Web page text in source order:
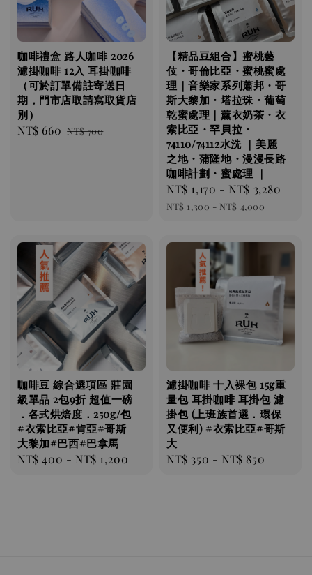
瀏覽更多
咖啡禮盒 路人咖啡 2026
濾掛咖啡 12入 耳掛咖啡
（可於訂單備註寄送日
期，門市店取請寫取貨店
別）
Sale
NT$ 660 Regular
NT$ 700
【精品豆組合】蜜桃藝
伎・哥倫比亞・蜜桃蜜處
理｜音樂家系列蕭邦・哥
斯大黎加・塔拉珠・葡萄
乾蜜處理｜薰衣奶茶・衣
索比亞・罕貝拉・
74110/74112水洗 ｜美麗
之地・蒲隆地・漫漫長路
咖啡計劃・蜜處理 ｜
Sale
price
NT$ 1,170 - NT$ 3,280
NT$ 1,300-NT$ 4,000
咖啡豆 綜合選項區 莊園
級單品 2包9折 超值一磅
．各式烘焙度．250g/包
#衣索比亞#肯亞#哥斯
大黎加#巴西#巴拿馬
Regular
NT$ 400 - NT$ 1,200
濾掛咖啡 十入裸包 15g重
量包 耳掛咖啡 耳掛包 濾
掛包 (上班族首選．環保
又便利) #衣索比亞#哥斯
大
Regular
NT$ 350 - NT$ 850